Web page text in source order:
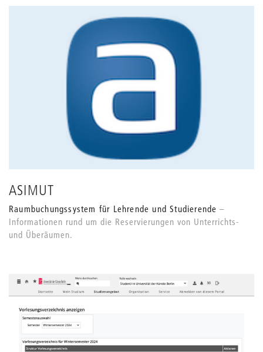
ASIMUT
Raumbuchungssystem für Lehrende und Studierende
Informationen rund um die Reservierungen von Unterrichts-
und Überäumen.